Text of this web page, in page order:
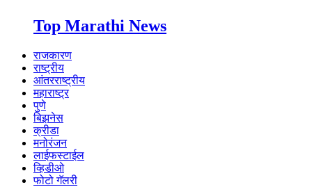
Top Marathi News
राजकारण
राष्ट्रीय
आंतरराष्ट्रीय
महाराष्ट्र
पुणे
बिझनेस
क्रीडा
मनोरंजन
लाईफस्टाईल
व्हिडीओ
फोटो गॅलरी